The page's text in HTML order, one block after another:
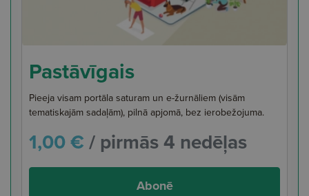
Pastāvīgais
Pieeja visam portāla saturam un e-žurnāliem (visām
tematiskajām sadaļām), pilnā apjomā, bez ierobežojuma.
1,00 €/ pirmās 4 nedēļas
Abonē